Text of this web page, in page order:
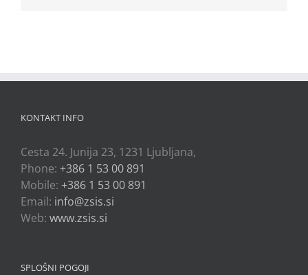
KONTAKT INFO
Cesta 24. Junija 23, 1231 Ljubljana,
Phone: +386 1 53 00 891
Mobile: +386 1 53 00 891
Email: info@zsis.si
Web: www.zsis.si
SPLOŠNI POGOJI